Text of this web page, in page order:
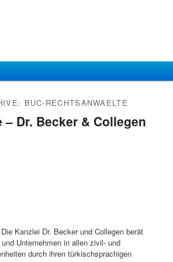
BUC-RECHTSANWAELTE
– Dr. Becker & Collegen
Kanzlei Dr. Becker und Collegen berät
Unternehmen in allen zivil- und
durch ihren türkischsprachigen